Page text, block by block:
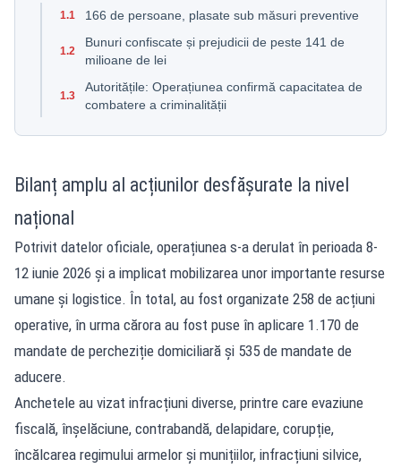
1.1 166 de persoane, plasate sub măsuri preventive
1.2
Bunuri confiscate și prejudicii de peste 141 de
milioane de lei
1.3
Autoritățile: Operațiunea confirmă capacitatea de
combatere a criminalității
Bilanț amplu al acțiunilor desfășurate la nivel
național
Potrivit datelor oficiale, operațiunea s-a derulat în perioada 8-
12 iunie 2026 și a implicat mobilizarea unor importante resurse
umane și logistice. În total, au fost organizate 258 de acțiuni
operative, în urma cărora au fost puse în aplicare 1.170 de
mandate de percheziție domiciliară și 535 de mandate de
aducere.
Anchetele au vizat infracțiuni diverse, printre care evaziune
fiscală, înșelăciune, contrabandă, delapidare, corupție,
încălcarea regimului armelor și munițiilor, infracțiuni silvice,